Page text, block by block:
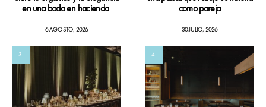
en una boda en hacienda
6 AGOSTO, 2026
como pareja
30 JULIO, 2026
3 4